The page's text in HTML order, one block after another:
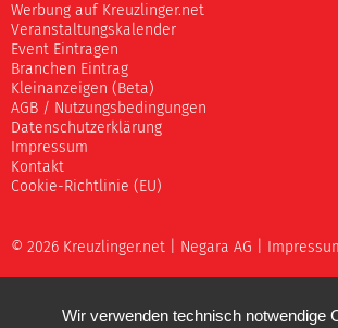
Werbung auf Kreuzlinger.net
Veranstaltungskalender
Event Eintragen
Branchen Eintrag
Kleinanzeigen (Beta)
AGB / Nutzungsbedingungen
Datenschutzerklärung
Impressum
Kontakt
Cookie-Richtlinie (EU)
© 2026 Kreuzlinger.net | Negara AG
Wir verwenden technisch notwendige